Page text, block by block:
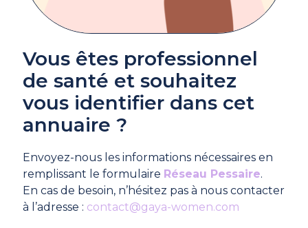
Vous êtes professionnel
de santé et souhaitez
vous identifier dans cet
annuaire ?
Envoyez-nous les informations nécessaires en
remplissant le formulaire Réseau Pessaire.
En cas de besoin, n’hésitez pas à nous contacter
à l’adresse : contact@gaya-women.com